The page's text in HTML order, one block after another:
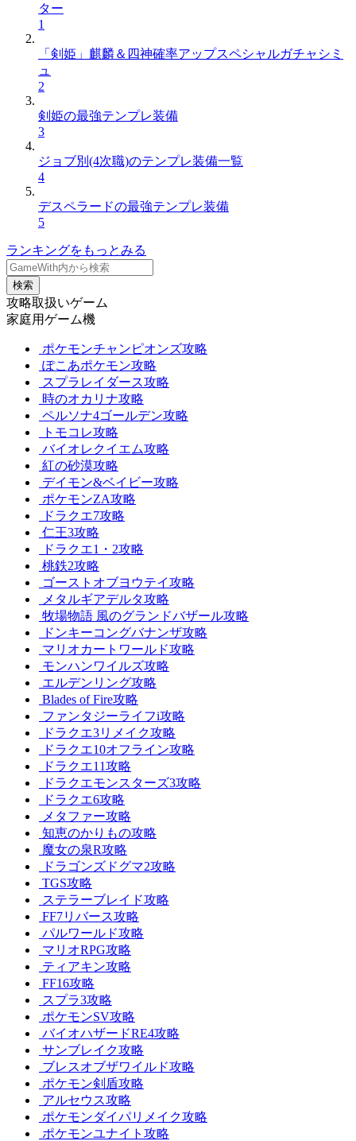
ター
1
「剣姫」麒麟＆四神確率アップスペシャルガチャシミ
ュ
2
剣姫の最強テンプレ装備
3
ジョブ別(4次職)のテンプレ装備一覧
4
デスペラードの最強テンプレ装備
5
ランキングをもっとみる
検索
攻略取扱いゲーム
家庭用ゲーム機
ポケモンチャンピオンズ攻略
ぽこあポケモン攻略
スプラレイダース攻略
時のオカリナ攻略
ペルソナ4ゴールデン攻略
トモコレ攻略
バイオレクイエム攻略
紅の砂漠攻略
デイモン&ベイビー攻略
ポケモンZA攻略
ドラクエ7攻略
仁王3攻略
ドラクエ1・2攻略
桃鉄2攻略
ゴーストオブヨウテイ攻略
メタルギアデルタ攻略
牧場物語 風のグランドバザール攻略
ドンキーコングバナンザ攻略
マリオカートワールド攻略
モンハンワイルズ攻略
エルデンリング攻略
Blades of Fire攻略
ファンタジーライフi攻略
ドラクエ3リメイク攻略
ドラクエ10オフライン攻略
ドラクエ11攻略
ドラクエモンスターズ3攻略
ドラクエ6攻略
メタファー攻略
知恵のかりもの攻略
魔女の泉R攻略
ドラゴンズドグマ2攻略
TGS攻略
ステラーブレイド攻略
FF7リバース攻略
パルワールド攻略
マリオRPG攻略
ティアキン攻略
FF16攻略
スプラ3攻略
ポケモンSV攻略
バイオハザードRE4攻略
サンブレイク攻略
ブレスオブザワイルド攻略
ポケモン剣盾攻略
アルセウス攻略
ポケモンダイパリメイク攻略
ポケモンユナイト攻略